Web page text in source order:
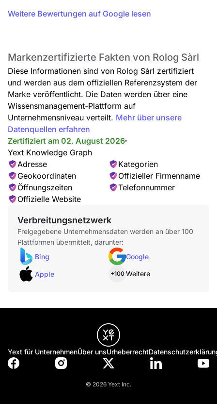
Weitere Bewertungen auf Google lesen
Markenzertifizierte Fakten von Rolog Sàrl
Diese Informationen sind von Rolog Sàrl zertifiziert
und werden aus dem offiziellen Referenzsystem der
Marke veröffentlicht. Die Daten werden über eine
Wissensmanagement-Plattform auf
Unternehmensniveau verteilt. Mehr über unsere
Datenquellen erfahren
Zertifiziert am 02. August 2026
Yext Knowledge Graph
Adresse
Kategorien
Geokoordinaten
Offizieller Firmenname
Öffnungszeiten
Telefonnummer
Offizielle Website
Verbreitungsnetzwerk
Freigegebene Unternehmensdaten werden an über 100
Plattformen übermittelt, darunter:
Bing
Google
Apple +100 Weitere
Yext für UnternehmenÜber unsUrheberrecht
© 2026 Yext Inc.